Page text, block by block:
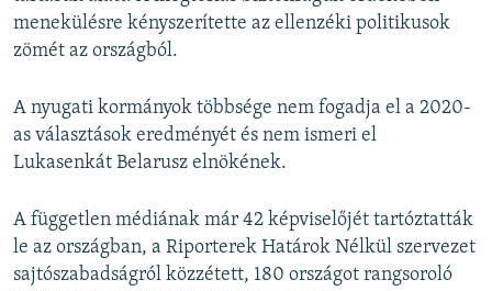
menekülésre kényszerítette az ellenzéki politikusok
zömét az országból.
A nyugati kormányok többsége nem fogadja el a 2020-
as választások eredményét és nem ismeri el
Lukasenkát Belarusz elnökének.
A független médiának már 42 képviselőjét tartóztatták
le az országban, a Riporterek Határok Nélkül szervezet
sajtószabadságról közzétett, 180 országot rangsoroló